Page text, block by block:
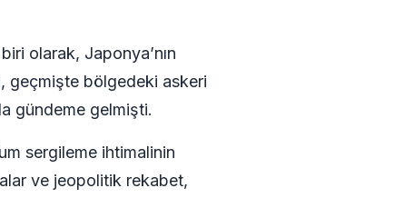
olarak, Japonya’nın
geçmişte bölgedeki askeri
gündeme gelmişti.
sergileme ihtimalinin
ve jeopolitik rekabet,